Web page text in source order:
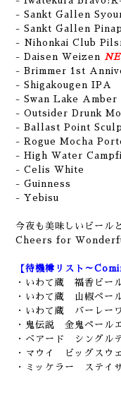
- Sankt Gallen
- Sankt Gallen
- Nihonkai Club
- Daisen Weizen
- Brimmer 1st
- Shigakougen IPA
- Swan Lake Amber
- Outsider Drunk
- Ballast Point
- Rogue Mocha
- High Water
- Celis White
- Guinness
- Yebisu
今夜も美味しいビール
Cheers for
【待機樽リスト～
・いわて蔵 福香ビー
・いわて蔵 山椒ペー
・いわて蔵 バーレー
・鬼伝説 金鬼ペール
・ベアード シングル
・マウイ ビッグスウ
・ミッケラー ステイ